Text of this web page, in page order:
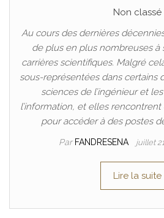
Non classé
Au cours des dernières
de plus en plus nombreuses à
carrières scientifiques. Malgré
sous-représentées dans certains
sciences de l’ingénieur et
l’information, et elles
pour accéder à des postes
Par FANDRESENA juillet
Lire la suite